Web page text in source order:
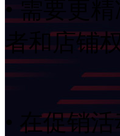
• 需要更
者和店铺
• 在促销